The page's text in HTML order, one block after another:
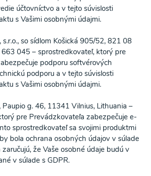
účtovníctvo a v tejto súvislosti
s Vašimi osobnými údajmi.
s.r.o., so sídlom Košická 905/52, 821 08
663 045 – sprostredkovateľ, ktorý pre
podporu softvérových
podporu a v tejto súvislosti
s Vašimi osobnými údajmi.
Paupio g. 46, 11341 Vilnius, Lithuania –
pre Prevádzkovateľa zabezpečuje e-
sprostredkovateľ sa svojimi produktmi
bola ochrana osobných údajov v súlade
že Vaše osobné údaje budú v
v súlade s GDPR.